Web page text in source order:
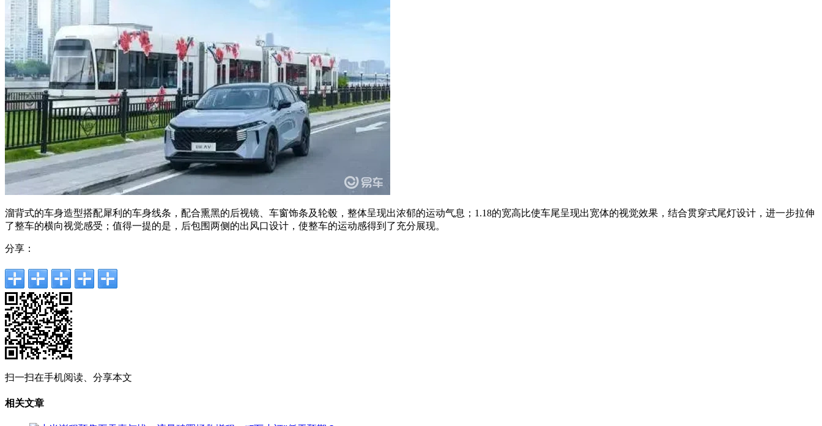
溜背式的车身造型搭配犀利的车身线条，配合熏黑的后视镜、车窗饰条及轮毂，整体呈现出浓郁的运动气息；1.18的宽高比使车尾呈现出宽体的视觉效果，结合贯穿式尾灯设计，进一步拉伸
了整车的横向视觉感受；值得一提的是，后包围两侧的出风口设计，使整车的运动感得到了充分展现。
分享：
扫一扫在手机阅读、分享本文
相关文章